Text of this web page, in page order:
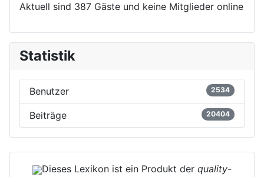
Aktuell sind 387 Gäste und keine Mitglieder online
Statistik
Benutzer 2534
Beiträge 20404
Dieses Lexikon ist ein Produkt der quality-